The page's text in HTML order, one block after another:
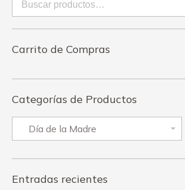
Carrito de Compras
Categorías de Productos
Entradas recientes